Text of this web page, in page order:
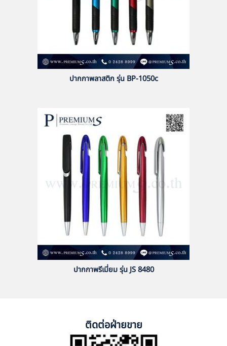
ปากกาพลาสติก รุ่น BP-1050c
ปากกาพรีเมี่ยม รุ่น JS 8480
ติดต่อฝ่ายขาย